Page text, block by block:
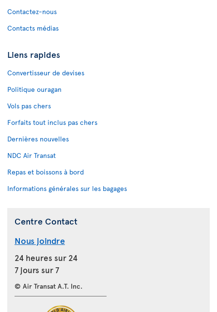
Contactez-nous
Contacts médias
Liens rapides
Convertisseur de devises
Politique ouragan
Vols pas chers
Forfaits tout inclus pas chers
Dernières nouvelles
NDC Air Transat
Repas et boissons à bord
Informations générales sur les bagages
Centre Contact
Nous joindre
24 heures sur 24
7 jours sur 7
© Air Transat A.T. Inc.